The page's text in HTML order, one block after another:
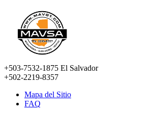
+503-7532-1875 El Salvador
+502-2219-8357
Mapa del Sitio
FAQ